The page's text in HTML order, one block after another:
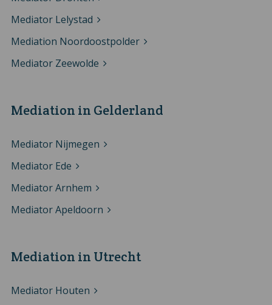
Mediator Lelystad
Mediation Noordoostpolder
Mediator Zeewolde
Mediation in Gelderland
Mediator Nijmegen
Mediator Ede
Mediator Arnhem
Mediator Apeldoorn
Mediation in Utrecht
Mediator Houten